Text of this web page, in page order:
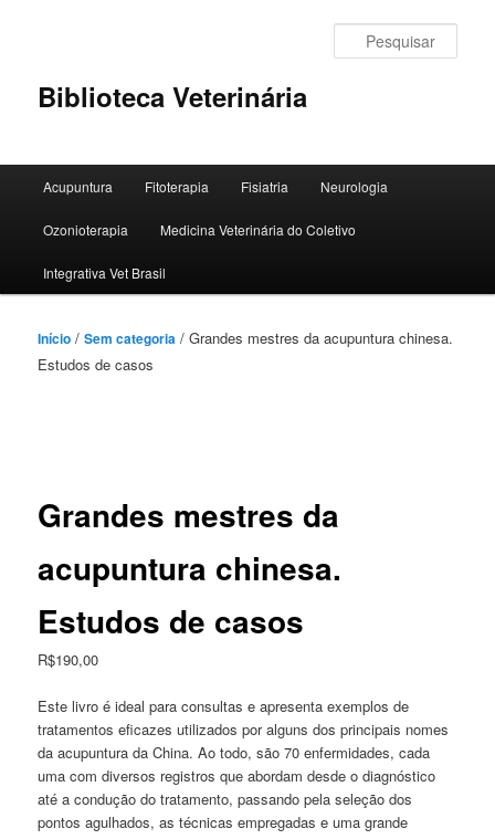
principalBiblioteca Veterinária
principal
Acupuntura Fitoterapia Fisiatria Neurologia
Ozonioterapia Medicina Veterinária do Coletivo
Integrativa Vet Brasil
Início /Sem categoria / Grandes mestres da acupuntura chinesa.
Estudos de casos
Grandes mestres da
acupuntura chinesa.
Estudos de casos
R$190,00
Este livro é ideal para consultas e apresenta exemplos de
tratamentos eficazes utilizados por alguns dos principais nomes
da acupuntura da China. Ao todo, são 70 enfermidades, cada
uma com diversos registros que abordam desde o diagnóstico
até a condução do tratamento, passando pela seleção dos
pontos agulhados, as técnicas empregadas e uma grande